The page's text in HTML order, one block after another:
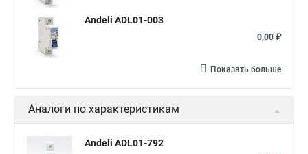
Andeli ADL01-003
0,00 ₽
Показать больше
Аналоги по характеристикам
Andeli ADL01-792